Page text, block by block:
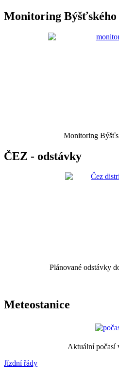
Monitoring Býšťského
Monitoring
ČEZ - odstávky
Plánované odstávky
Meteostanice
Aktuální počasí
Jízdní řády